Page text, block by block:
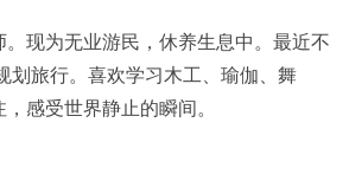
现为无业游民，休养生息中。最近不
划旅行。喜欢学习木工、瑜伽、舞
感受世界静止的瞬间。